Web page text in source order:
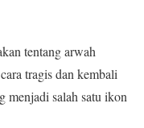
tentang arwah
tragis dan kembali
menjadi salah satu ikon